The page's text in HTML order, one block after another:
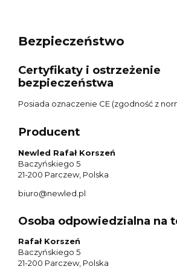
Bezpieczeństwo
Certyfikaty i ostrzeżenie
bezpieczeństwa
Posiada oznaczenie CE (zgodność z
Producent
Newled Rafał Korszeń
Baczyńskiego 5
21-200 Parczew, Polska
biuro@newled.pl
Osoba odpowiedzialna na
Rafał Korszeń
Baczyńskiego 5
21-200 Parczew, Polska